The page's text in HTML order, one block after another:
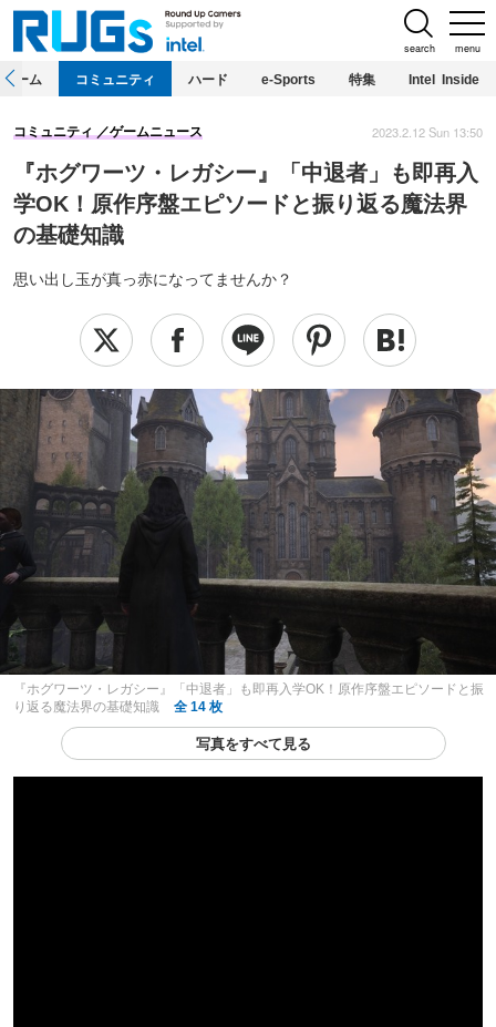
menu
search
ホーム コミュニティ ハード e-Sports 特集 Intel Inside
『ホグワーツ・レガシー』「中退者」も即再入
学OK！原作序盤エピソードと振り返る魔法界
の基礎知識
思い出し玉が真っ赤になってませんか？
コミュニティ ゲームニュース 2023.2.12 Sun 13:50
『ホグワーツ・レガシー』「中退者」も即再入学OK！原作序盤エピソードと振
り返る魔法界の基礎知識
全 14 枚
写真をすべて見る